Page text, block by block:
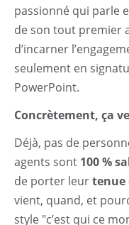
passionné qui parle
de son tout premier
d’incarner
seulement en
PowerPoint.
Concrètement, ça
Déjà, pas de
agents sont 100 %
de porter leurtenue
vient, quand, et
style "c’est qui ce